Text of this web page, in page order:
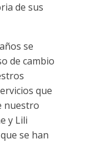
de sus
se
de cambio
que
nuestro
y Lili
se han